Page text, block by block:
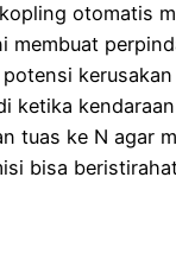
otomatis
membuat
ketika
tuas ke N agar
bisa